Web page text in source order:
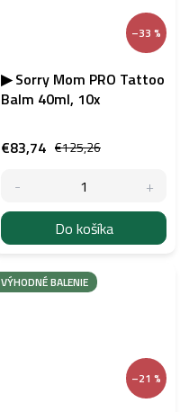
–33 %
▶ Sorry Mom PRO Tattoo
Balm 40ml, 10x
€125,26
€83,74
Do košíka
VÝHODNÉ BALENIE
–21 %